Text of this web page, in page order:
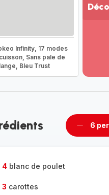
Infinity, 17 modes
Sans pale de
Bleu Trust
6
4blanc de poulet
3 carottes